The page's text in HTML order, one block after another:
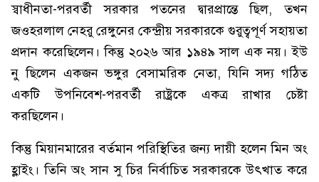
স্বাধীনতা-পরবর্তী সরকার পতনের দ্বারপ্রান্তে ছিল, তখন
জওহরলাল নেহরু রেঙ্গুনের কেন্দ্রীয় সরকারকে গুরুত্বপূর্ণ সহায়তা
প্রদান করেছিলেন। কিন্তু ২০২৬ আর ১৯৪৯ সাল এক নয়। ইউ
নু ছিলেন একজন ভঙ্গুর বেসামরিক নেতা, যিনি সদ্য গঠিত
একটি উপনিবেশ-পরবর্তী রাষ্ট্রকে একত্র রাখার চেষ্টা
করছিলেন।
কিন্তু মিয়ানমারের বর্তমান পরিস্থিতির জন্য দায়ী হলেন মিন অং
হ্লাইং। তিনি অং সান সু চির নির্বাচিত সরকারকে উৎখাত করে